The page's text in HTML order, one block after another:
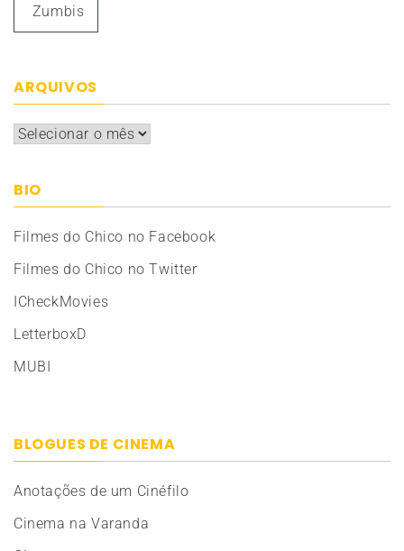
Zumbis
ARQUIVOS
Arquivos
BIO
Filmes do Chico no Facebook
Filmes do Chico no Twitter
ICheckMovies
LetterboxD
MUBI
BLOGUES DE CINEMA
Anotações de um Cinéfilo
Cinema na Varanda